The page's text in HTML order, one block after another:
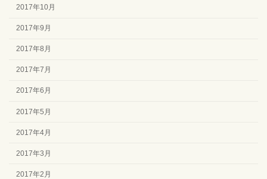
2017年10月
2017年9月
2017年8月
2017年7月
2017年6月
2017年5月
2017年4月
2017年3月
2017年2月